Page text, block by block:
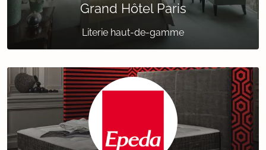
Grand Hôtel Paris
Literie haut-de-gamme